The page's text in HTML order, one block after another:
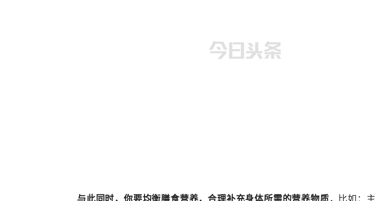
与此同时，你要均衡膳食营养，合理补充身体所需的营养物质，比如：